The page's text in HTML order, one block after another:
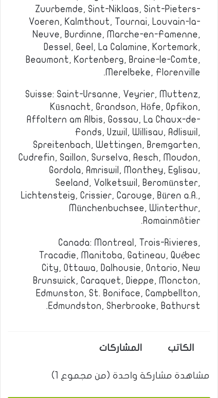
Zuurbemde, Sint-Niklaas, Sint-Pieters-
Voeren, Kalmthout, Tournai, Louvain-la-
Neuve, Burdinne, Marche-en-Famenne,
Dessel, Geel, La Calamine, Kortemark,
Beaumont, Kortenberg, Braine-le-Comte,
Merelbeke, Florenville.
Suisse: Saint-Ursanne, Veyrier, Muttenz,
Küsnacht, Grandson, Höfe, Opfikon,
Affoltern am Albis, Gossau, La Chaux-de-
Fonds, Uzwil, Willisau, Adliswil,
Spreitenbach, Wettingen, Bremgarten,
Cudrefin, Saillon, Surselva, Aesch, Moudon,
Gordola, Amriswil, Monthey, Eglisau,
Seeland, Volketswil, Beromünster,
Lichtensteig, Crissier, Carouge, Büren a.A.,
Münchenbuchsee, Winterthur,
Romainmôtier.
Canada: Montreal, Trois-Rivieres,
Tracadie, Manitoba, Gatineau, Québec
City, Ottawa, Dalhousie, Ontario, New
Brunswick, Caraquet, Dieppe, Moncton,
Edmunston, St. Boniface, Campbellton,
Edmundston, Sherbrooke, Bathurst.
الكاتب المشاركات
مشاهدة مشاركة واحدة (من مجموع 1)